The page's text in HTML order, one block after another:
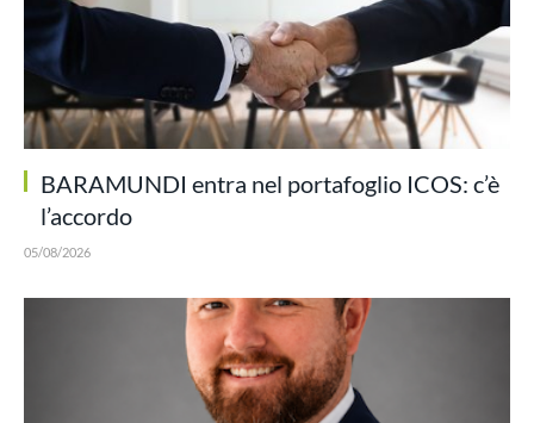
BARAMUNDI entra nel portafoglio ICOS: c’è
l’accordo
05/08/2026